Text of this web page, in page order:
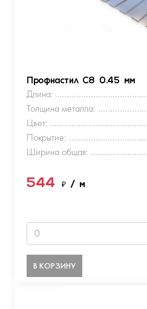
Профнастил С8 0.45 мм
Длина:
Толщина металла:
Цвет:
Покрытие:
Ширина общая:
544 ₽ / м
В КОРЗИНУ